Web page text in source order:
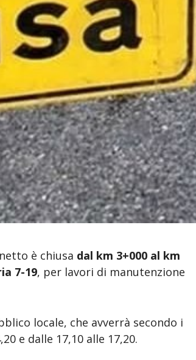
è chiusa dal km 3+000 al km
7-19, per lavori di manutenzione
locale, che avverrà secondo i
e dalle 17,10 alle 17,20.